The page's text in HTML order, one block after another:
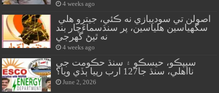
4 weeks ago
سگهياسين هلياسين، پر سنڌسماءَچار بند
نه ٿيڻ گهرجي
4 weeks ago
سيپڪو، حيسڪو ۽ سنڌ حڪومت جي
نااهلي، سنڌ جا127 ارب رپيا ٻڏي ويا؟
June 2, 2026